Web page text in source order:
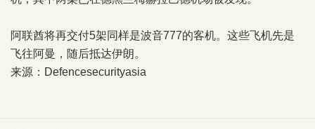
阿联酋将再交付5架同样是波音777的客机。这些飞机先是
飞往阿曼，随后抵达伊朗。
来源：Defencesecurityasia